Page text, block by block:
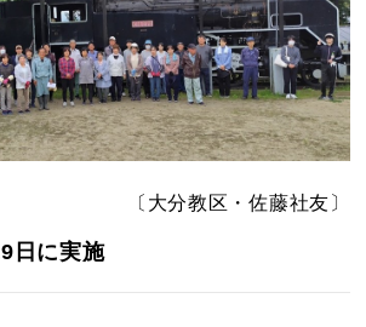
〔大分教区・佐藤社友〕
日に実施